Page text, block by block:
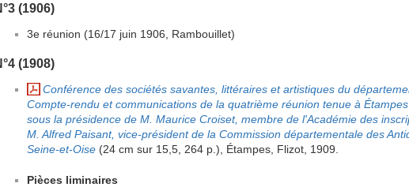
(1906)
3e réunion (16/17 juin 1906, Rambouillet)
(1908)
Conférence des sociétés savantes, littéraires et artistiques du
Compte-rendu et communications de la quatrième réunion tenue à
sous la présidence de M. Maurice Croiset, membre de l'Académie des
M. Alfred Paisant, vice-président de la Commission départementale des
Seine-et-Oise (24 cm sur 15,5, 264 p.), Étampes, Flizot, 1909.
Pièces liminaires